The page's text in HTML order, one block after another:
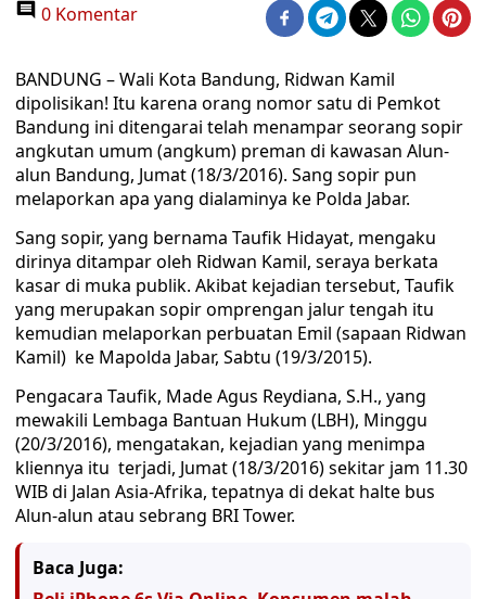
0 Komentar
BANDUNG – Wali Kota Bandung, Ridwan Kamil
dipolisikan! Itu karena orang nomor satu di Pemkot
Bandung ini ditengarai telah menampar seorang sopir
angkutan umum (angkum) preman di kawasan Alun-
alun Bandung, Jumat (18/3/2016). Sang sopir pun
melaporkan apa yang dialaminya ke Polda Jabar.
Sang sopir, yang bernama Taufik Hidayat, mengaku
dirinya ditampar oleh Ridwan Kamil, seraya berkata
kasar di muka publik. Akibat kejadian tersebut, Taufik
yang merupakan sopir omprengan jalur tengah itu
kemudian melaporkan perbuatan Emil (sapaan Ridwan
Kamil) ke Mapolda Jabar, Sabtu (19/3/2015).
Pengacara Taufik, Made Agus Reydiana, S.H., yang
mewakili Lembaga Bantuan Hukum (LBH), Minggu
(20/3/2016), mengatakan, kejadian yang menimpa
kliennya itu terjadi, Jumat (18/3/2016) sekitar jam 11.30
WIB di Jalan Asia-Afrika, tepatnya di dekat halte bus
Alun-alun atau sebrang BRI Tower.
Baca Juga: